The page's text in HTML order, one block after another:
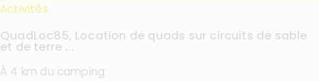
Activités
QuadLoc85, Location de quads sur circuits de sable
et de terre ...
À 4 km du camping